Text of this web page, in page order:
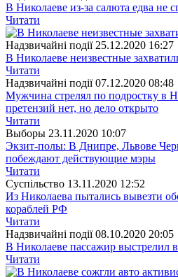
В Николаеве из-за салюта едва не
Читати
Надзвичайні події 25.12.2020 16:27
В Николаеве неизвестные
Читати
Надзвичайні події 07.12.2020 08:48
Мужчина стрелял по подростку в
претензий нет, но дело открыто
Читати
Выборы 23.11.2020 10:07
Экзит-полы: В Днипре, Львове
побеждают действующие мэры
Читати
Суспiльство 13.11.2020 12:52
Из Николаева пытались вывезти
кораблей РФ
Читати
Надзвичайні події 08.10.2020 20:05
В Николаеве пассажир выстрелил
Читати